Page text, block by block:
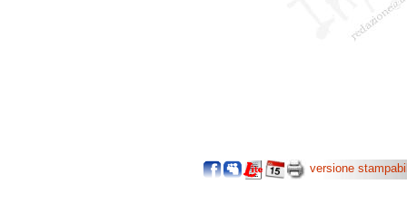
versione